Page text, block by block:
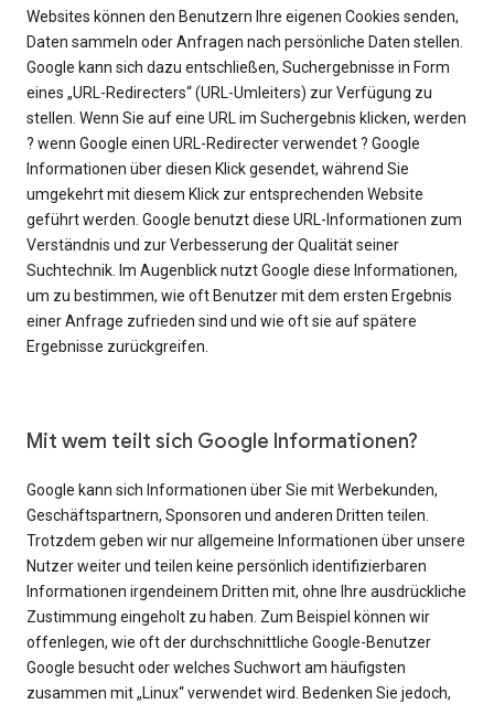
Websites können den Benutzern Ihre eigenen Cookies senden,
Daten sammeln oder Anfragen nach persönliche Daten stellen.
Google kann sich dazu entschließen, Suchergebnisse in Form
eines „URL-Redirecters“ (URL-Umleiters) zur Verfügung zu
stellen. Wenn Sie auf eine URL im Suchergebnis klicken, werden
? wenn Google einen URL-Redirecter verwendet ? Google
Informationen über diesen Klick gesendet, während Sie
umgekehrt mit diesem Klick zur entsprechenden Website
geführt werden. Google benutzt diese URL-Informationen zum
Verständnis und zur Verbesserung der Qualität seiner
Suchtechnik. Im Augenblick nutzt Google diese Informationen,
um zu bestimmen, wie oft Benutzer mit dem ersten Ergebnis
einer Anfrage zufrieden sind und wie oft sie auf spätere
Ergebnisse zurückgreifen.
Mit wem teilt sich Google Informationen?
Google kann sich Informationen über Sie mit Werbekunden,
Geschäftspartnern, Sponsoren und anderen Dritten teilen.
Trotzdem geben wir nur allgemeine Informationen über unsere
Nutzer weiter und teilen keine persönlich identifizierbaren
Informationen irgendeinem Dritten mit, ohne Ihre ausdrückliche
Zustimmung eingeholt zu haben. Zum Beispiel können wir
offenlegen, wie oft der durchschnittliche Google-Benutzer
Google besucht oder welches Suchwort am häufigsten
zusammen mit „Linux“ verwendet wird. Bedenken Sie jedoch,